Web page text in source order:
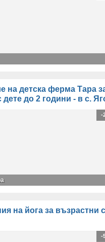
на детска ферма Тара
дете до 2 години - в с.
-
на йога за възрастни
-